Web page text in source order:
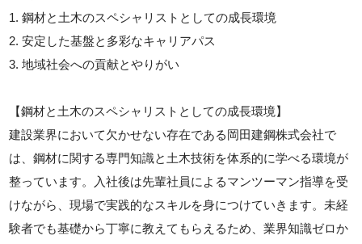
1. 鋼材と土木のスペシャリストとしての成長環境
2. 安定した基盤と多彩なキャリアパス
3. 地域社会への貢献とやりがい
【鋼材と土木のスペシャリストとしての成長環境】
建設業界において欠かせない存在である岡田建鋼株式会社で
は、鋼材に関する専門知識と土木技術を体系的に学べる環境が
整っています。入社後は先輩社員によるマンツーマン指導を受
けながら、現場で実践的なスキルを身につけていきます。未経
験者でも基礎から丁寧に教えてもらえるため、業界知識ゼロか